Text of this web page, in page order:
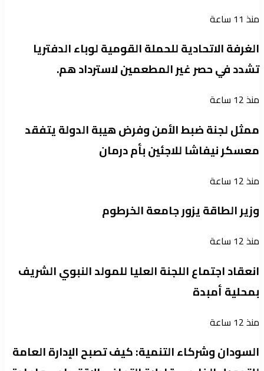
منذ 11 ساعة
الغرفة الاتحادية للحملة القومية لوباء الدفتريا
تشدد في حصر غير المطعمين لاسترداد هم.
منذ 12 ساعة
ممثل لجنة ضبط الأمن وفرض هيبة الدولة يتفقد
معسكر نيفاشا للاجئين بأم درمان
منذ 12 ساعة
وزير الطاقة يزور جامعة الخرطوم
منذ 12 ساعة
انعقاد اجتماع اللجنة العليا للمولد النبوي الشريف
بمحلية أمبدة
منذ 12 ساعة
السودان وشركاء التنمية: كيف تصبح الإدارة العامة